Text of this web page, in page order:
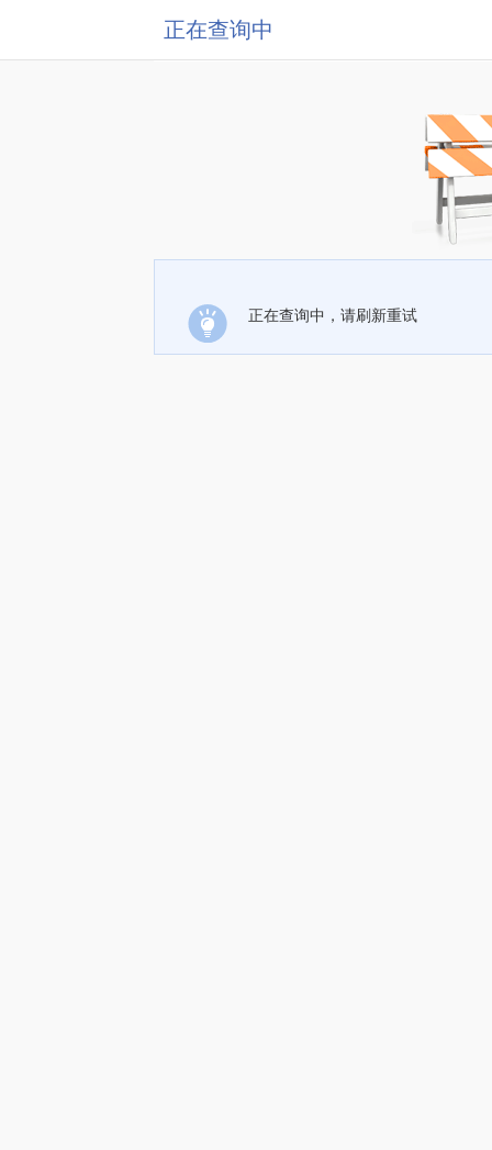
正在查询中
正在查询中，请刷新重试